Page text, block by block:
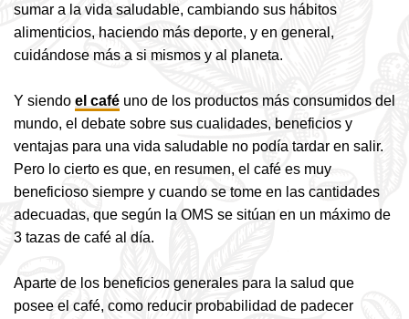
sumar a la vida saludable, cambiando sus hábitos
alimenticios, haciendo más deporte, y en general,
cuidándose más a si mismos y al planeta.
Y siendo el café uno de los productos más consumidos del
mundo, el debate sobre sus cualidades, beneficios y
ventajas para una vida saludable no podía tardar en salir.
Pero lo cierto es que, en resumen, el café es muy
beneficioso siempre y cuando se tome en las cantidades
adecuadas, que según la OMS se sitúan en un máximo de
3 tazas de café al día.
Aparte de los beneficios generales para la salud que
posee el café, como reducir probabilidad de padecer